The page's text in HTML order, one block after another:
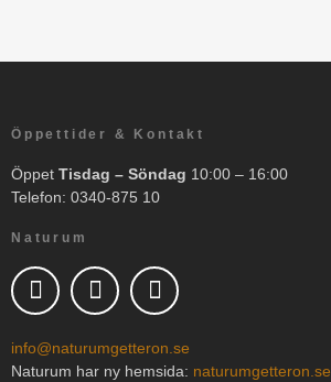
Öppettider & Kontakt
Öppet Tisdag – Söndag 10:00 – 16:00
Telefon: 0340-875 10
Naturum
info@naturumgetteron.se
Naturum har ny hemsida: naturumgetteron.se